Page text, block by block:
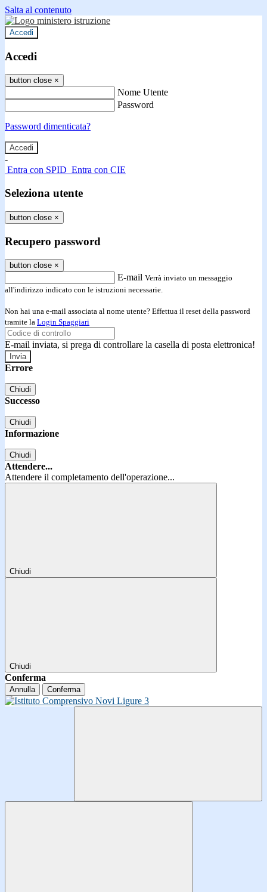
Salta al contenuto
Accedi
Accedi
button close ×
Nome Utente
Password
Password dimenticata?
-
Entra con SPID Entra con CIE
Seleziona utente
button close ×
Recupero password
button close ×
E-mail Verrà inviato un messaggio
all'indirizzo indicato con le istruzioni necessarie.
Non hai una e-mail associata al nome utente? Effettua il reset della password
tramite la Login Spaggiari
E-mail inviata, si prega di controllare la casella di posta elettronica!
Errore
Chiudi
Successo
Chiudi
Informazione
Chiudi
Attendere...
Attendere il completamento dell'operazione...
Chiudi
Chiudi
Conferma
Annulla Conferma